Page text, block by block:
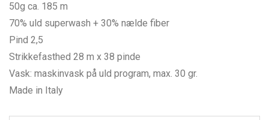
50g ca. 185 m
70% uld superwash + 30% nælde fiber
Pind 2,5
Strikkefasthed 28 m x 38 pinde
Vask: maskinvask på uld program, max. 30 gr.
Made in Italy